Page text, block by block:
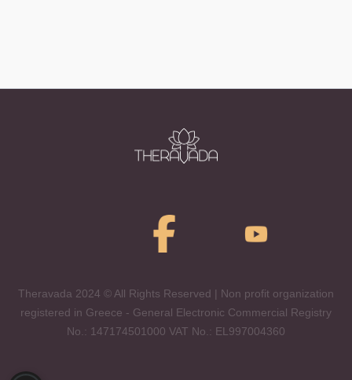
Theravada 2024 © All Rights Reserved | Non profit organization
registered in Greece - General Electronic Commercial Registry
No.: 147174501000 VAT No.: EL997004360